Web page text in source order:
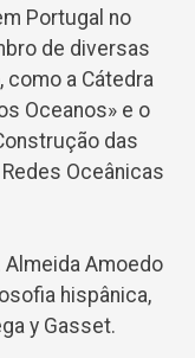
Portugal no
de diversas
a Cátedra
Oceanos» e o
das
Oceânicas
Almeida Amoedo
hispânica,
y Gasset.